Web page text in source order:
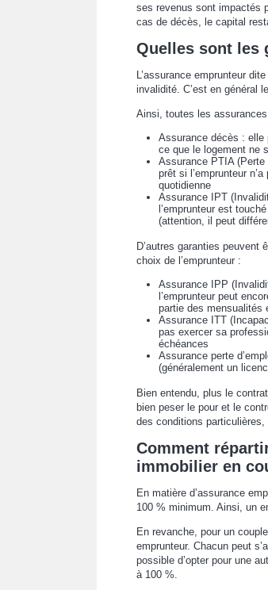
ses revenus sont impactés
cas de décès, le capital
Quelles sont les
L’assurance emprunteur
invalidité. C’est en général
Ainsi, toutes les
Assurance décès : elle
ce que le logement ne
Assurance PTIA (Perte
prêt si l’emprunteur
quotidienne
Assurance IPT
l’emprunteur est
(attention, il peut
D’autres garanties peuvent
choix de l’emprunteur :
Assurance IPP
l’emprunteur peut
partie des mensualités
Assurance ITT
pas exercer sa
échéances
Assurance perte
(généralement un
Bien entendu, plus le
bien peser le pour et le
des conditions
Comment
immobilier en
En matière d’assurance
100 % minimum. Ainsi, un
En revanche, pour un
emprunteur. Chacun peut
possible d’opter pour une
à 100 %.